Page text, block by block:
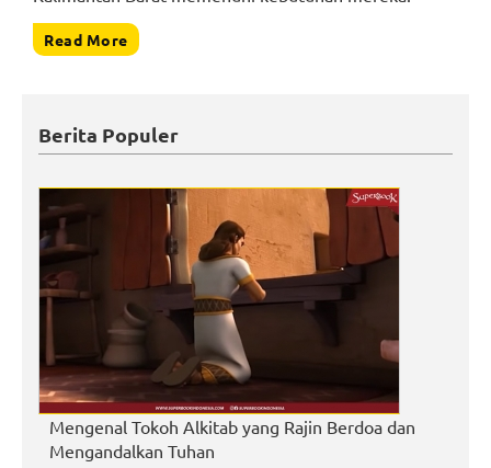
Read More
Berita Populer
Mengenal Tokoh Alkitab yang Rajin Berdoa dan
Mengandalkan Tuhan